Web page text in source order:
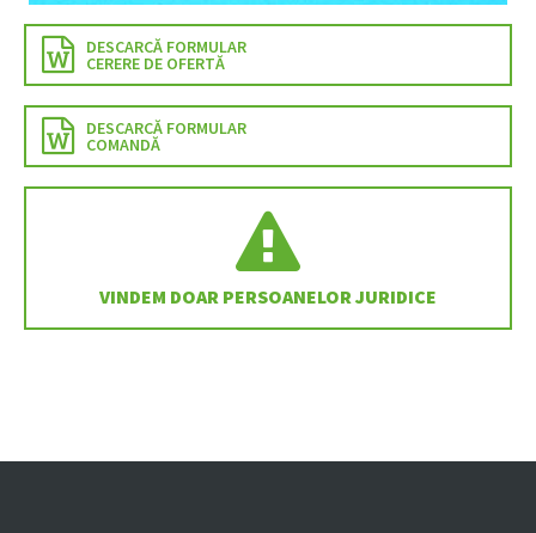
DESCARCĂ FORMULAR
CERERE DE OFERTĂ
DESCARCĂ FORMULAR
COMANDĂ
VINDEM DOAR PERSOANELOR JURIDICE